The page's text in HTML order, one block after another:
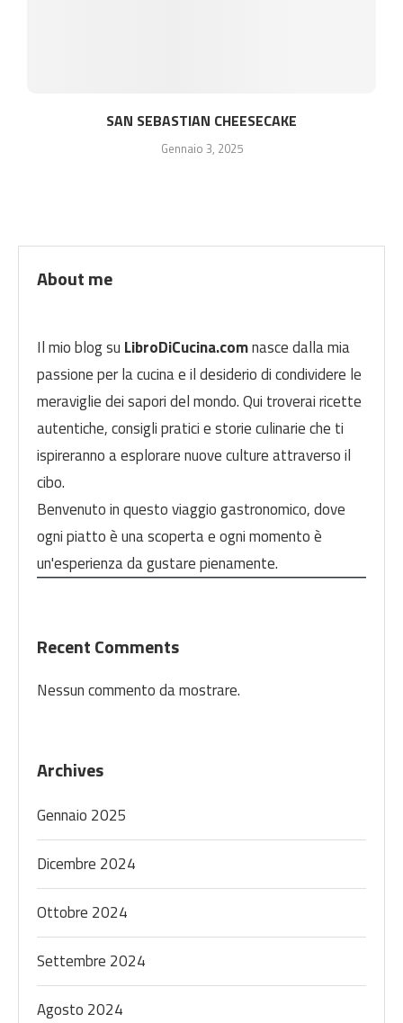
SAN SEBASTIAN CHEESECAKE
Gennaio 3, 2025
About me
Il mio blog su LibroDiCucina.comnasce dalla mia
passione per la cucina e il desiderio di condividere le
meraviglie dei sapori del mondo. Qui troverai ricette
autentiche, consigli pratici e storie culinarie che ti
ispireranno a esplorare nuove culture attraverso il
cibo.
Benvenuto in questo viaggio gastronomico, dove
ogni piatto è una scoperta e ogni momento è
un'esperienza da gustare pienamente.
Recent Comments
Nessun commento da mostrare.
Archives
Gennaio 2025
Dicembre 2024
Ottobre 2024
Settembre 2024
Agosto 2024